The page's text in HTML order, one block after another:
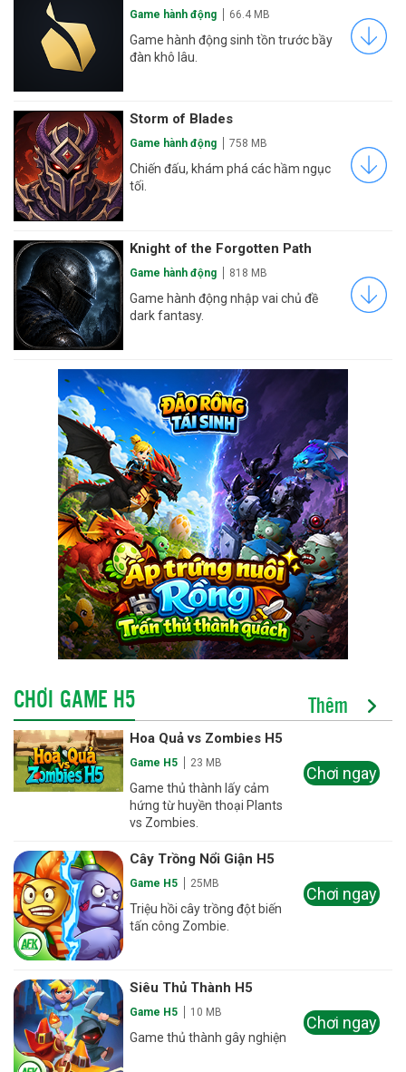
Game hành động 66.4 MB
Game hành động sinh tồn trước bầy
đàn khô lâu.
Storm of Blades
Game hành động 758 MB
Chiến đấu, khám phá các hầm ngục
tối.
Knight of the Forgotten Path
Game hành động 818 MB
Game hành động nhập vai chủ đề
dark fantasy.
CHƠI GAME H5 Thêm
Hoa Quả vs Zombies H5
Game H5 23 MB
Game thủ thành lấy cảm
hứng từ huyền thoại Plants
vs Zombies.
Chơi ngay
Cây Trồng Nổi Giận H5
Game H5 25MB
Triệu hồi cây trồng đột biến
tấn công Zombie.
Chơi ngay
Siêu Thủ Thành H5
Game H5 10 MB
Game thủ thành gây nghiện
Chơi ngay